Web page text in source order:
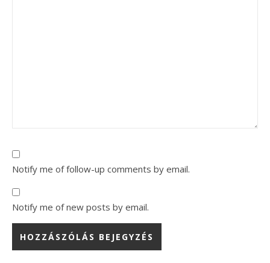
Notify me of follow-up comments by email.
Notify me of new posts by email.